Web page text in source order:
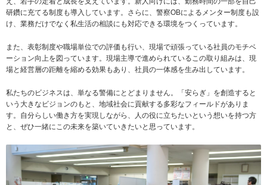
研鑽に充てる制度も導入しています。さらに、警察OBによるメンター制度も設
け、業務だけでなく私生活の相談にも対応できる環境をつくっています。
また、表彰制度や職場単位での評価も行い、現場で頑張っている社員のモチベ
ーション向上を図っています。現場主導で進められているこの取り組みは、現
場と経営層の距離を縮める効果もあり、社員の一体感を生み出しています。
私たちのビジネスは、単なる警備にとどまりません。「安らぎ」を創造すると
いう大きなビジョンのもと、地域社会に貢献する多彩なフィールドがありま
す。自分らしい働き方を実現しながら、人の役に立ちたいという想いを持つ方
と、ぜひ一緒にこの未来を築いていきたいと思っています。